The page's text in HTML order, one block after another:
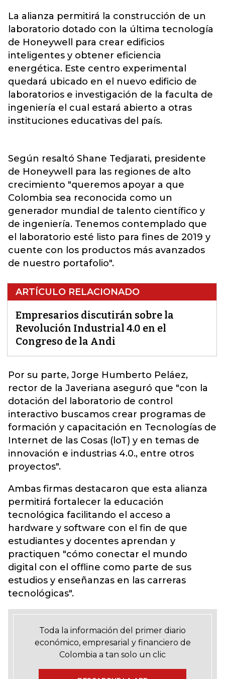
La alianza permitirá la construcción de un
laboratorio dotado con la última tecnología
de Honeywell para crear edificios
inteligentes y obtener eficiencia
energética. Este centro experimental
quedará ubicado en el nuevo edificio de
laboratorios e investigación de la faculta de
ingeniería el cual estará abierto a otras
instituciones educativas del país.
Según resaltó Shane Tedjarati, presidente
de Honeywell para las regiones de alto
crecimiento "queremos apoyar a que
Colombia sea reconocida como un
generador mundial de talento científico y
de ingeniería. Tenemos contemplado que
el laboratorio esté listo para fines de 2019 y
cuente con los productos más avanzados
de nuestro portafolio".
ARTÍCULO RELACIONADO
Empresarios discutirán sobre la
Revolución Industrial 4.0 en el
Congreso de la Andi
Por su parte, Jorge Humberto Peláez,
rector de la Javeriana aseguró que "con la
dotación del laboratorio de control
interactivo buscamos crear programas de
formación y capacitación en Tecnologías de
Internet de las Cosas (loT) y en temas de
innovación e industrias 4.0., entre otros
proyectos".
Ambas firmas destacaron que esta alianza
permitirá fortalecer la educación
tecnológica facilitando el acceso a
hardware y software con el fin de que
estudiantes y docentes aprendan y
practiquen "cómo conectar el mundo
digital con el offline como parte de sus
estudios y enseñanzas en las carreras
tecnológicas".
Toda la información del primer diario
económico, empresarial y financiero de
Colombia a tan solo un clic